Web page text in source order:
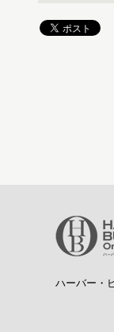
ハーバー・